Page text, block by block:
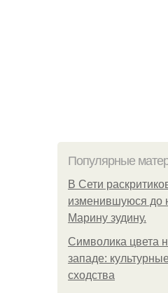
Популярные
В Сети
изменившуюся до
Марину зудину.
Символика цвета
западе:
сходства